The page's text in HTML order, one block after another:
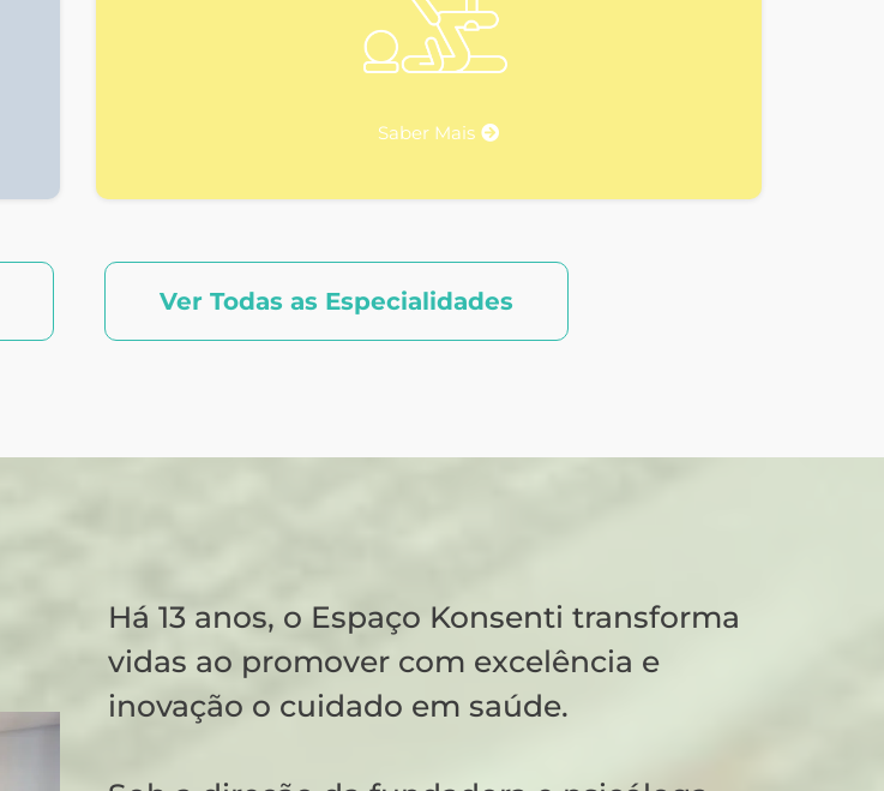
Saber Mais
Ver Todas as Especialidades
Há 13 anos, o Espaço Konsenti transforma
vidas ao promover com excelência e
inovação o cuidado em saúde.